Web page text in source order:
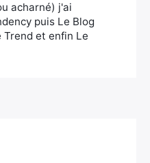
acharné) j'ai
puis Le Blog
Trend et enfin Le